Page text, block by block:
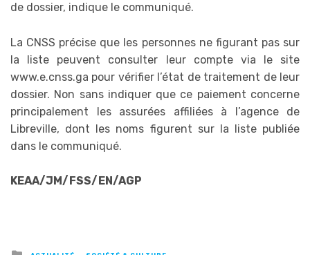
de dossier, indique le communiqué.
La CNSS précise que les personnes ne figurant pas sur
la liste peuvent consulter leur compte via le site
www.e.cnss.ga pour vérifier l’état de traitement de leur
dossier. Non sans indiquer que ce paiement concerne
principalement les assurées affiliées à l’agence de
Libreville, dont les noms figurent sur la liste publiée
dans le communiqué.
KEAA/JM/FSS/EN/AGP